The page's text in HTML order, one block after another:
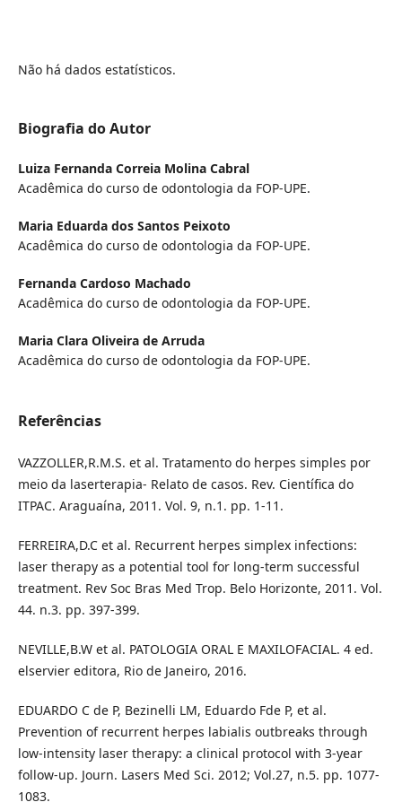
Não há dados estatísticos.
Biografia do Autor
Luiza Fernanda Correia Molina Cabral
Acadêmica do curso de odontologia da FOP-UPE.
Maria Eduarda dos Santos Peixoto
Acadêmica do curso de odontologia da FOP-UPE.
Fernanda Cardoso Machado
Acadêmica do curso de odontologia da FOP-UPE.
Maria Clara Oliveira de Arruda
Acadêmica do curso de odontologia da FOP-UPE.
Referências
VAZZOLLER,R.M.S. et al. Tratamento do herpes simples por
meio da laserterapia- Relato de casos. Rev. Científica do
ITPAC. Araguaína, 2011. Vol. 9, n.1. pp. 1-11.
FERREIRA,D.C et al. Recurrent herpes simplex infections:
laser therapy as a potential tool for long-term successful
treatment. Rev Soc Bras Med Trop. Belo Horizonte, 2011. Vol.
44. n.3. pp. 397-399.
NEVILLE,B.W et al. PATOLOGIA ORAL E MAXILOFACIAL. 4 ed.
elservier editora, Rio de Janeiro, 2016.
EDUARDO C de P, Bezinelli LM, Eduardo Fde P, et al.
Prevention of recurrent herpes labialis outbreaks through
low-intensity laser therapy: a clinical protocol with 3-year
follow-up. Journ. Lasers Med Sci. 2012; Vol.27, n.5. pp. 1077‐
1083.